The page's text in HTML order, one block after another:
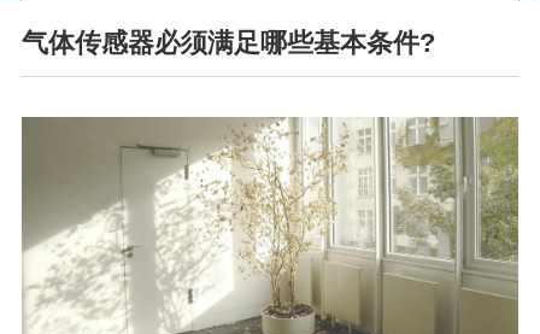
气体传感器必须满足哪些基本条件?